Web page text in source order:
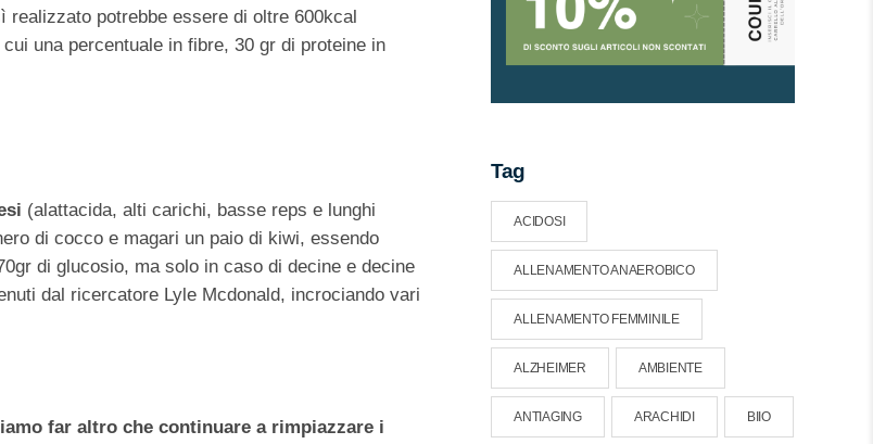
potrebbe essere di oltre 600kcal
una percentuale in fibre, 30 gr di proteine in
(alattacida, alti carichi, basse reps e lunghi
di cocco e magari un paio di kiwi, essendo
di glucosio, ma solo in caso di decine e decine
dal ricercatore Lyle Mcdonald, incrociando vari
far altro che continuare a rimpiazzare i
Tag
ACIDOSI
ALLENAMENTO ANAEROBICO
ALLENAMENTO FEMMINILE
ALZHEIMER AMBIENTE
ANTIAGING ARACHIDI BIIO